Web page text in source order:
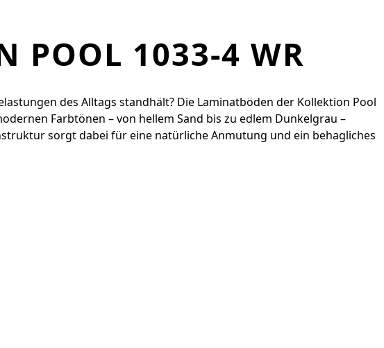
POOL 1033-4 WR
des Alltags standhält? Die Laminatböden der Kollektion Pool
Farbtönen – von hellem Sand bis zu edlem Dunkelgrau –
sorgt dabei für eine natürliche Anmutung und ein behagliches